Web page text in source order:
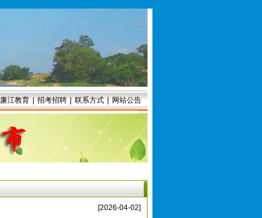
廉江教育 招考招聘 联系方式 网站公告
[2026-04-02]